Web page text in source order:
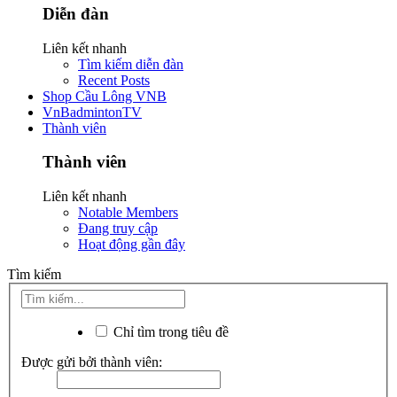
Diễn đàn
Liên kết nhanh
Tìm kiếm diễn đàn
Recent Posts
Shop Cầu Lông VNB
VnBadmintonTV
Thành viên
Thành viên
Liên kết nhanh
Notable Members
Đang truy cập
Hoạt động gần đây
Tìm kiếm
Chỉ tìm trong tiêu đề
Được gửi bởi thành viên: